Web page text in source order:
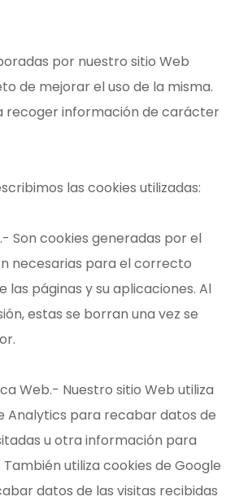
por nuestro sitio Web
de mejorar el uso de la misma.
recoger información de carácter
las cookies utilizadas:
Son cookies generadas por el
necesarias para el correcto
las páginas y su aplicaciones. Al
estas se borran una vez se
Web.- Nuestro sitio Web utiliza
Analytics para recabar datos de
u otra información para
utiliza cookies de Google
datos de las visitas recibidas